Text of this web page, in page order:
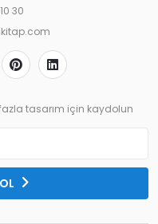
30
tasarım için kaydolun